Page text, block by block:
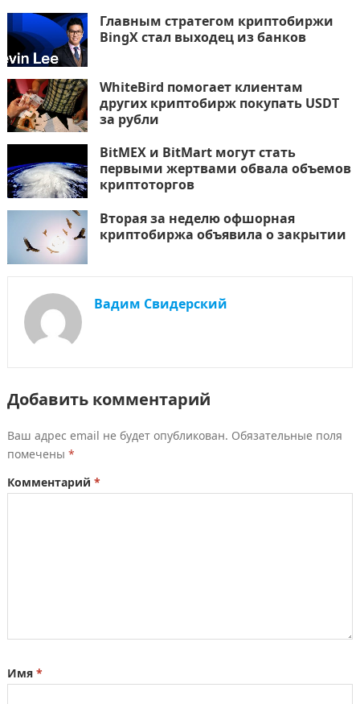
Главным стратегом криптобиржи
BingX стал выходец из банков
WhiteBird помогает клиентам
других криптобирж покупать USDT
за рубли
BitMEX и BitMart могут стать
первыми жертвами обвала объемов
криптоторгов
Вторая за неделю офшорная
криптобиржа объявила о закрытии
Вадим Свидерский
Добавить комментарий
Ваш адрес email не будет опубликован. Обязательные поля
помечены *
Комментарий *
Имя *